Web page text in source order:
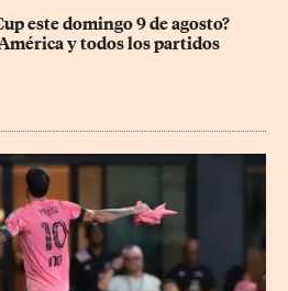
este domingo 9 de agosto?
y todos los partidos